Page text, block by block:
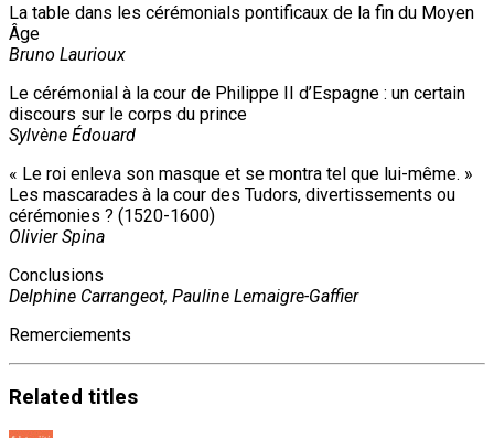
La table dans les cérémonials pontificaux de la fin du Moyen
Âge
Bruno Laurioux
Le cérémonial à la cour de Philippe II d’Espagne : un certain
discours sur le corps du prince
Sylvène Édouard
« Le roi enleva son masque et se montra tel que lui-même. »
Les mascarades à la cour des Tudors, divertissements ou
cérémonies ? (1520-1600)
Olivier Spina
Conclusions
Delphine Carrangeot, Pauline Lemaigre-Gaffier
Remerciements
Related titles